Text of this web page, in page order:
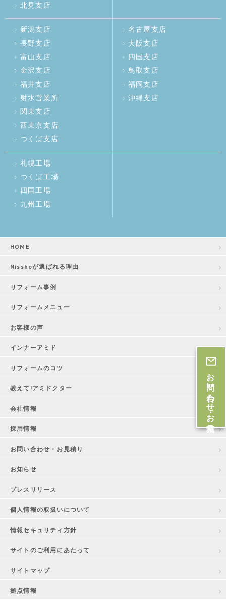
北見支店
新潟支店
長野支店
富山支店
金沢支店
福井支店
射水営業所
関東支店
西東京支店
つくば支店
名古屋支店
大阪支店
四国支店
鳥取支店
福岡支店
沖縄支店
札幌工場
つくば工場
四国工場
九州工場
HOME
Nisshoが選ばれる理由
リフォーム事例
リフォームメニュー
お客様の声
インナーアミド
リフォームのコツ
教えて!アミドクター
会社情報
採用情報
お問い合わせ・お見積り
お知らせ
プレスリリース
個人情報の取扱いについて
情報セキュリティ方針
サイトのご利用にあたって
サイトマップ
拠点情報
お問い合わせ・お見積